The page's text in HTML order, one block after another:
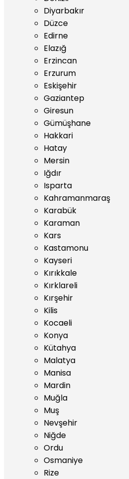
Diyarbakır
Düzce
Edirne
Elazığ
Erzincan
Erzurum
Eskişehir
Gaziantep
Giresun
Gümüşhane
Hakkari
Hatay
Mersin
Iğdır
Isparta
Kahramanmaraş
Karabük
Karaman
Kars
Kastamonu
Kayseri
Kırıkkale
Kırklareli
Kırşehir
Kilis
Kocaeli
Konya
Kütahya
Malatya
Manisa
Mardin
Muğla
Muş
Nevşehir
Niğde
Ordu
Osmaniye
Rize